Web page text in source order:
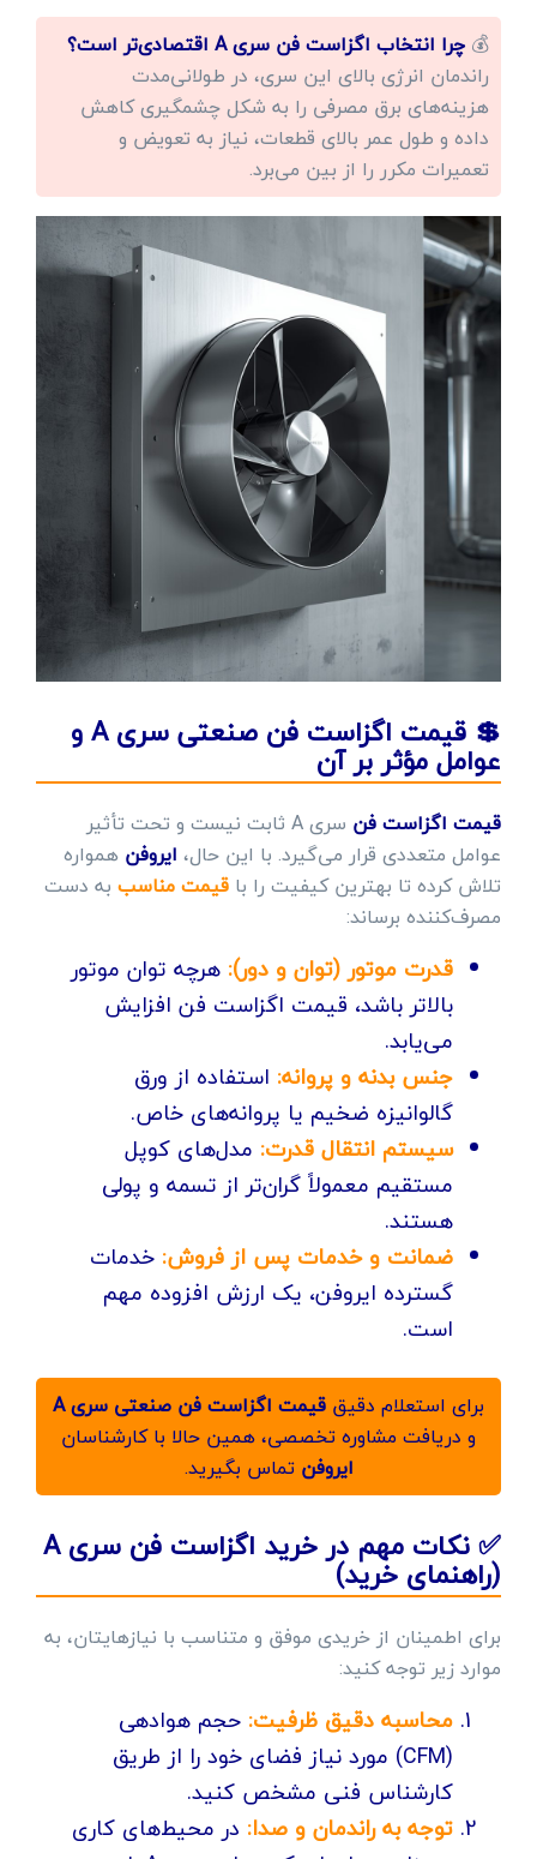
💰 چرا انتخاب اگزاست فن سری A اقتصادی‌تر است؟
راندمان انرژی بالای این سری، در طولانی‌مدت
هزینه‌های برق مصرفی را به شکل چشمگیری کاهش
داده و طول عمر بالای قطعات، نیاز به تعویض و
تعمیرات مکرر را از بین می‌برد.
💲 قیمت اگزاست فن صنعتی سری A و
عوامل مؤثر بر آن
قیمت اگزاست فن
سری A ثابت نیست و تحت تأثیر
عوامل متعددی قرار می‌گیرد. با این حال، ایروفن همواره
تلاش کرده تا بهترین کیفیت را با قیمت مناسب به دست
مصرف‌کننده برساند:
قدرت موتور (توان و دور): هرچه توان موتور
بالاتر باشد، قیمت اگزاست فن افزایش
می‌یابد.
جنس بدنه و پروانه: استفاده از ورق
گالوانیزه ضخیم یا پروانه‌های خاص.
سیستم انتقال قدرت: مدل‌های کوپل
مستقیم معمولاً گران‌تر از تسمه و پولی
هستند.
ضمانت و خدمات پس از فروش: خدمات
گسترده ایروفن، یک ارزش افزوده مهم
است.
برای استعلام دقیق قیمت اگزاست فن صنعتی سری A
و دریافت مشاوره تخصصی، همین حالا با کارشناسان
ایروفن تماس بگیرید.
✅ نکات مهم در خرید اگزاست فن سری A
(راهنمای خرید)
برای اطمینان از خریدی موفق و متناسب با نیازهایتان، به
موارد زیر توجه کنید:
محاسبه دقیق ظرفیت: حجم هوادهی
(CFM) مورد نیاز فضای خود را از طریق
کارشناس فنی مشخص کنید.
توجه به راندمان و صدا: در محیط‌های کاری